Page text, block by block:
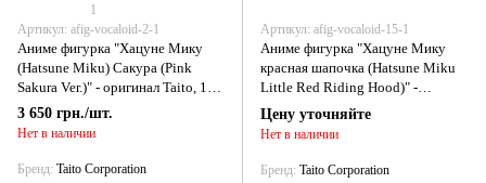
1
Артикул: afig-vocaloid-2-1
Аниме фигурка "Хацуне Мику
(Hatsune Miku) Сакура (Pink
Sakura Ver.)" - оригинал Taito, 18
см
3 650 грн./шт.
Нет в наличии
Бренд Taito Corporation
Артикул: afig-vocaloid-15-1
Аниме фигурка "Хацуне Мику
красная шапочка (Hatsune Miku
Little Red Riding Hood)" -
Вокалоид (Vocaloid) - оригинал,
18 см
Цену уточняйте
Нет в наличии
Бренд Taito Corporation